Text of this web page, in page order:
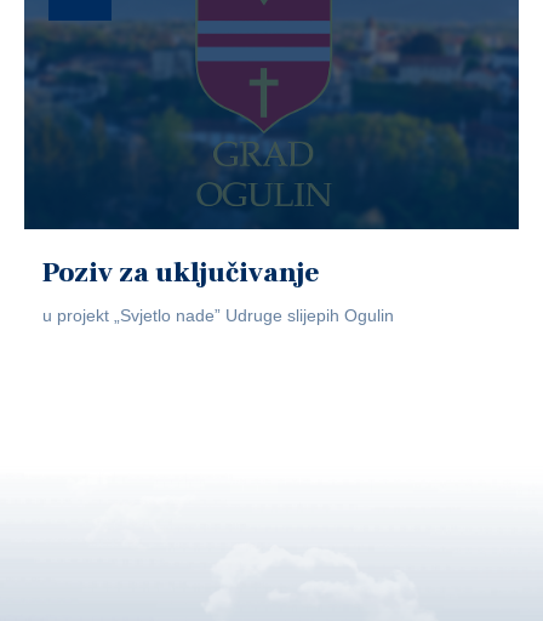
Poziv za uključivanje
u projekt „Svjetlo nade” Udruge slijepih Ogulin